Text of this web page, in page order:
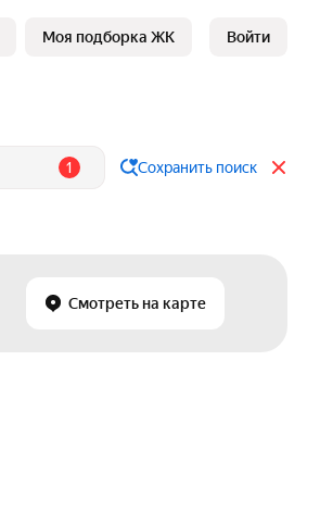
Моя подборка ЖК Войти
1 Сохранить поиск
Смотреть на карте